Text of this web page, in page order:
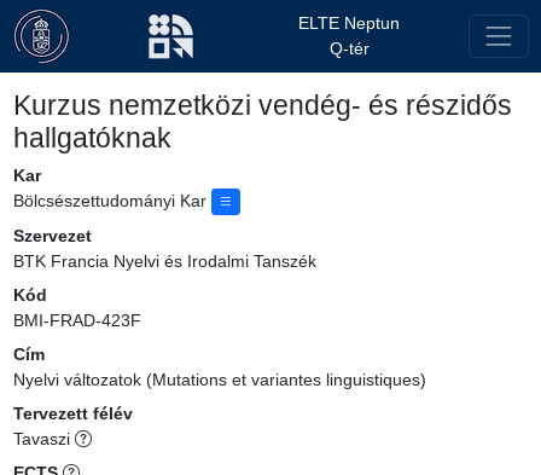
ELTE Neptun
Q-tér
Kurzus nemzetközi vendég- és részidős
hallgatóknak
Kar
Bölcsészettudományi Kar
Szervezet
BTK Francia Nyelvi és Irodalmi Tanszék
Kód
BMI-FRAD-423F
Cím
Nyelvi változatok (Mutations et variantes linguistiques)
Tervezett félév
Tavaszi